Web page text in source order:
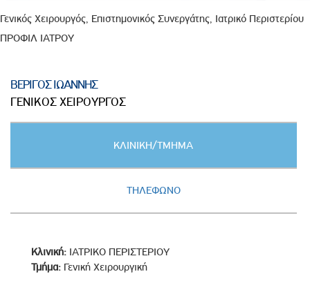
Γενικός Χειρουργός, Επιστημονικός Συνεργάτης, Ιατρικό Περιστερίου
ΠΡΟΦΙΛ ΙΑΤΡΟΥ
ΒΕΡΙΓΟΣ ΙΩΑΝΝΗΣ
ΓΕΝΙΚΟΣ ΧΕΙΡΟΥΡΓΟΣ
ΚΛΙΝΙΚΗ/ΤΜΗΜΑ
ΤΗΛΕΦΩΝΟ
Κλινική: ΙΑΤΡΙΚΟ ΠΕΡΙΣΤΕΡΙΟΥ
Τμήμα: Γενική Χειρουργική